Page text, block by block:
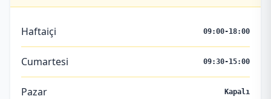
Haftaiçi 09:00-18:00
Cumartesi 09:30-15:00
Pazar Kapalı